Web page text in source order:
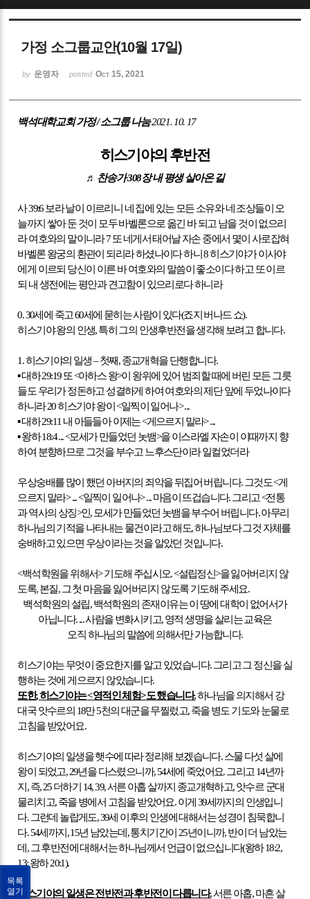
가정 소그룹교안(10월 17일)
by 운영자 posted Oct 15, 2021
백석대학교회 가정/소그룹 나눔2021. 10. 17
히스기야의 후반전
♬ 찬송가308장 내 평생 살아온 길
사39:6 보라 날이 이르리니 네 집에 있는 모든 소유와 네 조상들이 오
늘까지 쌓아 둔 것이 모두 바벨론으로 옮긴 바 되고 남을 것이 없으리
라 여호와의 말이니라7 또 네게서 태어날 자손 중에서 몇이 사로잡혀
바벨론 왕궁의 환관이 되리라 하셨나이다 하니8히스기야가 이사야
에게 이르되 당신이 이른 바 여호와의 말씀이 좋소이다 하고 또 이르
되 내 생전에는 평안과 견고함이 있으리로다 하니라
0.30세에 죽고60세에 묻히는 사람이 있다(죠지 버나드 쇼).
히스기야 왕의 인생,특히 그의 인생후반전을 생각해 보려고 합니다.
1.히스기야의 일생–첫째,종교개혁을 단행합니다.
▪대하29:19 또<아하스 왕>이 왕위에 있어 범죄할 때에 버린 모든 그릇
들도 우리가 정돈하고 성결하게 하여 여호와의 제단 앞에 두었나이다
하니라20히스기야 왕이<일찍이 일어나> ...
▪대하29:11 내 아들들아 이제는<게으르지 말라> ...
▪왕하18:4 ... <모세가 만들었던 놋뱀>을 이스라엘 자손이 이때까지 향
하여 분향하므로 그것을 부수고 느후스단이라 일컬었더라
우상숭배를 많이 했던 아버지의 죄악을 뒤집어 버립니다. 그것도<게
으르지 말라> ... <일찍이 일어나> ...마음이 뜨겁습니다. 그리고<전통
과 역사의 상징>인 , 모세가 만들었던 놋뱀을 부수어 버립니다.아무리
하나님의 기적을 나타내는 물건이라고 해도,하나님보다 그것 자체를
숭배하고 있으면 우상이라는 것을 알았던 것입니다.
<백석학원을 위해서>기도해 주십시오. <설립정신>을 잃어버리지 않
도록,본질, 그 첫 마음을 잃어버리지 않도록 기도해 주세요.
백석학원의 설립,백석학원의 존재이유는 이 땅에 대학이 없어서가
아닙니다. ...사람을 변화시키고,영적 생명을 살리는 교육은
오직 하나님의 말씀에 의해서만 가능합니다.
히스기야는 무엇이 중요한지를 알고 있었습니다. 그리고 그 정신을 실
행하는 것에 게으르지 않았습니다.
또한,히스기야는<영적인 체험>도 했습니다.하나님을 의지해서 강
대국 앗수르의 18만5천의 대군을 무찔렀고,죽을 병도 기도와 눈물로
고침을 받았어요.
히스기야의 일생을 햇수에 따라 정리해 보겠습니다.스물 다섯 살에
왕이 되었고, 29년을 다스렸으니까, 54세에 죽었어요. 그리고 14년까
지 ,즉, 25더하기 14, 39,서른 아홉 살까지 종교개혁하고,앗수르 군대
물리치고,죽을 병에서 고침을 받았어요.이게 39세까지의 인생입니
다. 그런데 놀랍게도, 39세 이후의 인생에 대해서는 성경이 침묵합니
다. 54세까지 , 15년 남았는데 ,통치기간이 25년이니까,반이 더 남았는
데 , 그 후반전에 대해서는 하나님께서 언급이 없으십니다(왕하18:2,
13;왕하20:1).
히스기야의 일생은 전반전과 후반전이 다릅니다.서른 아홉,마흔 살
목록
열기
Sketchbook5, 스케치북5
Sketchbook5, 스케치북5